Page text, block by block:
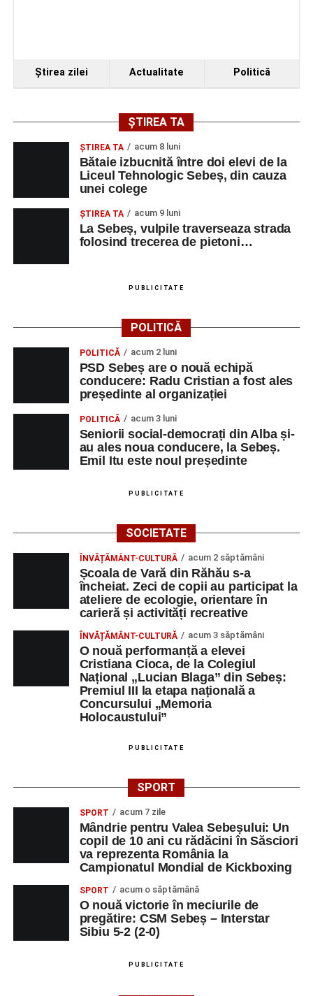
Ştirea zilei Actualitate Politică
ȘTIREA TA
ŞTIREA TA acum 8 luni
Bătaie izbucnită între doi elevi de la
Liceul Tehnologic Sebeș, din cauza
unei colege
ŞTIREA TA acum 9 luni
La Sebeș, vulpile traverseaza strada
folosind trecerea de pietoni…
PUBLICITATE
POLITICĂ
POLITICĂ acum 2 luni
PSD Sebeș are o nouă echipă
conducere: Radu Cristian a fost ales
președinte al organizației
POLITICĂ acum 3 luni
Seniorii social-democrați din Alba și-
au ales noua conducere, la Sebeș.
Emil Itu este noul președinte
PUBLICITATE
SOCIETATE
ÎNVĂȚĂMÂNT-CULTURĂ acum 2 săptămâni
Școala de Vară din Răhău s-a
încheiat. Zeci de copii au participat la
ateliere de ecologie, orientare în
carieră și activități recreative
ÎNVĂȚĂMÂNT-CULTURĂ acum 3 săptămâni
O nouă performanță a elevei
Cristiana Cioca, de la Colegiul
Național „Lucian Blaga” din Sebeș:
Premiul III la etapa națională a
Concursului „Memoria
Holocaustului”
PUBLICITATE
SPORT
SPORT acum 7 zile
Mândrie pentru Valea Sebeșului: Un
copil de 10 ani cu rădăcini în Săsciori
va reprezenta România la
Campionatul Mondial de Kickboxing
SPORT acum o săptămână
O nouă victorie în meciurile de
pregătire: CSM Sebeș – Interstar
Sibiu 5-2 (2-0)
PUBLICITATE